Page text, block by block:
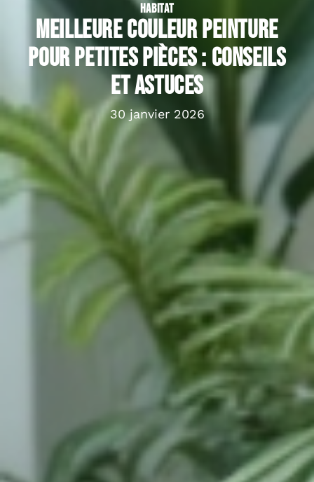
HABITAT
Meilleure couleur peinture
pour petites pièces : conseils
et astuces
30 janvier 2026